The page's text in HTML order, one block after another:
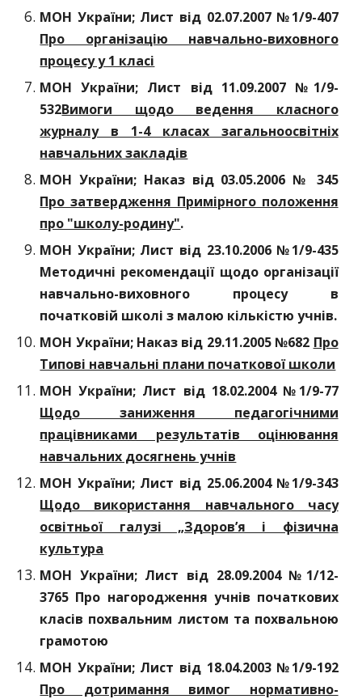
МОН України; Лист від 02.07.2007 №1/9-407
Про організацію навчально-виховного
процесу у 1 класі
МОН України; Лист від 11.09.2007 №1/9-
532Вимоги щодо ведення класного
журналу в 1-4 класах загальноосвітніх
навчальних закладів
МОН України; Наказ від 03.05.2006 № 345
Про затвердження Примірного положення
про "школу-родину".
МОН України; Лист від 23.10.2006 №1/9-435
Методичні рекомендації щодо організації
навчально-виховного процесу в
початковій школі з малою кількістю учнів.
МОН України; Наказ від 29.11.2005 №682 Про
Типові навчальні плани початкової школи
МОН України; Лист від 18.02.2004 №1/9-77
Щодо заниження педагогічними
працівниками результатів оцінювання
навчальних досягнень учнів
МОН України; Лист від 25.06.2004 №1/9-343
Щодо використання навчального часу
освітньої галузі „Здоров’я і фізична
культура
МОН України; Лист від 28.09.2004 №1/12-
3765 Про нагородження учнів початкових
класів похвальним листом та похвальною
грамотою
МОН України; Лист від 18.04.2003 №1/9-192
Про дотримання вимог нормативно-